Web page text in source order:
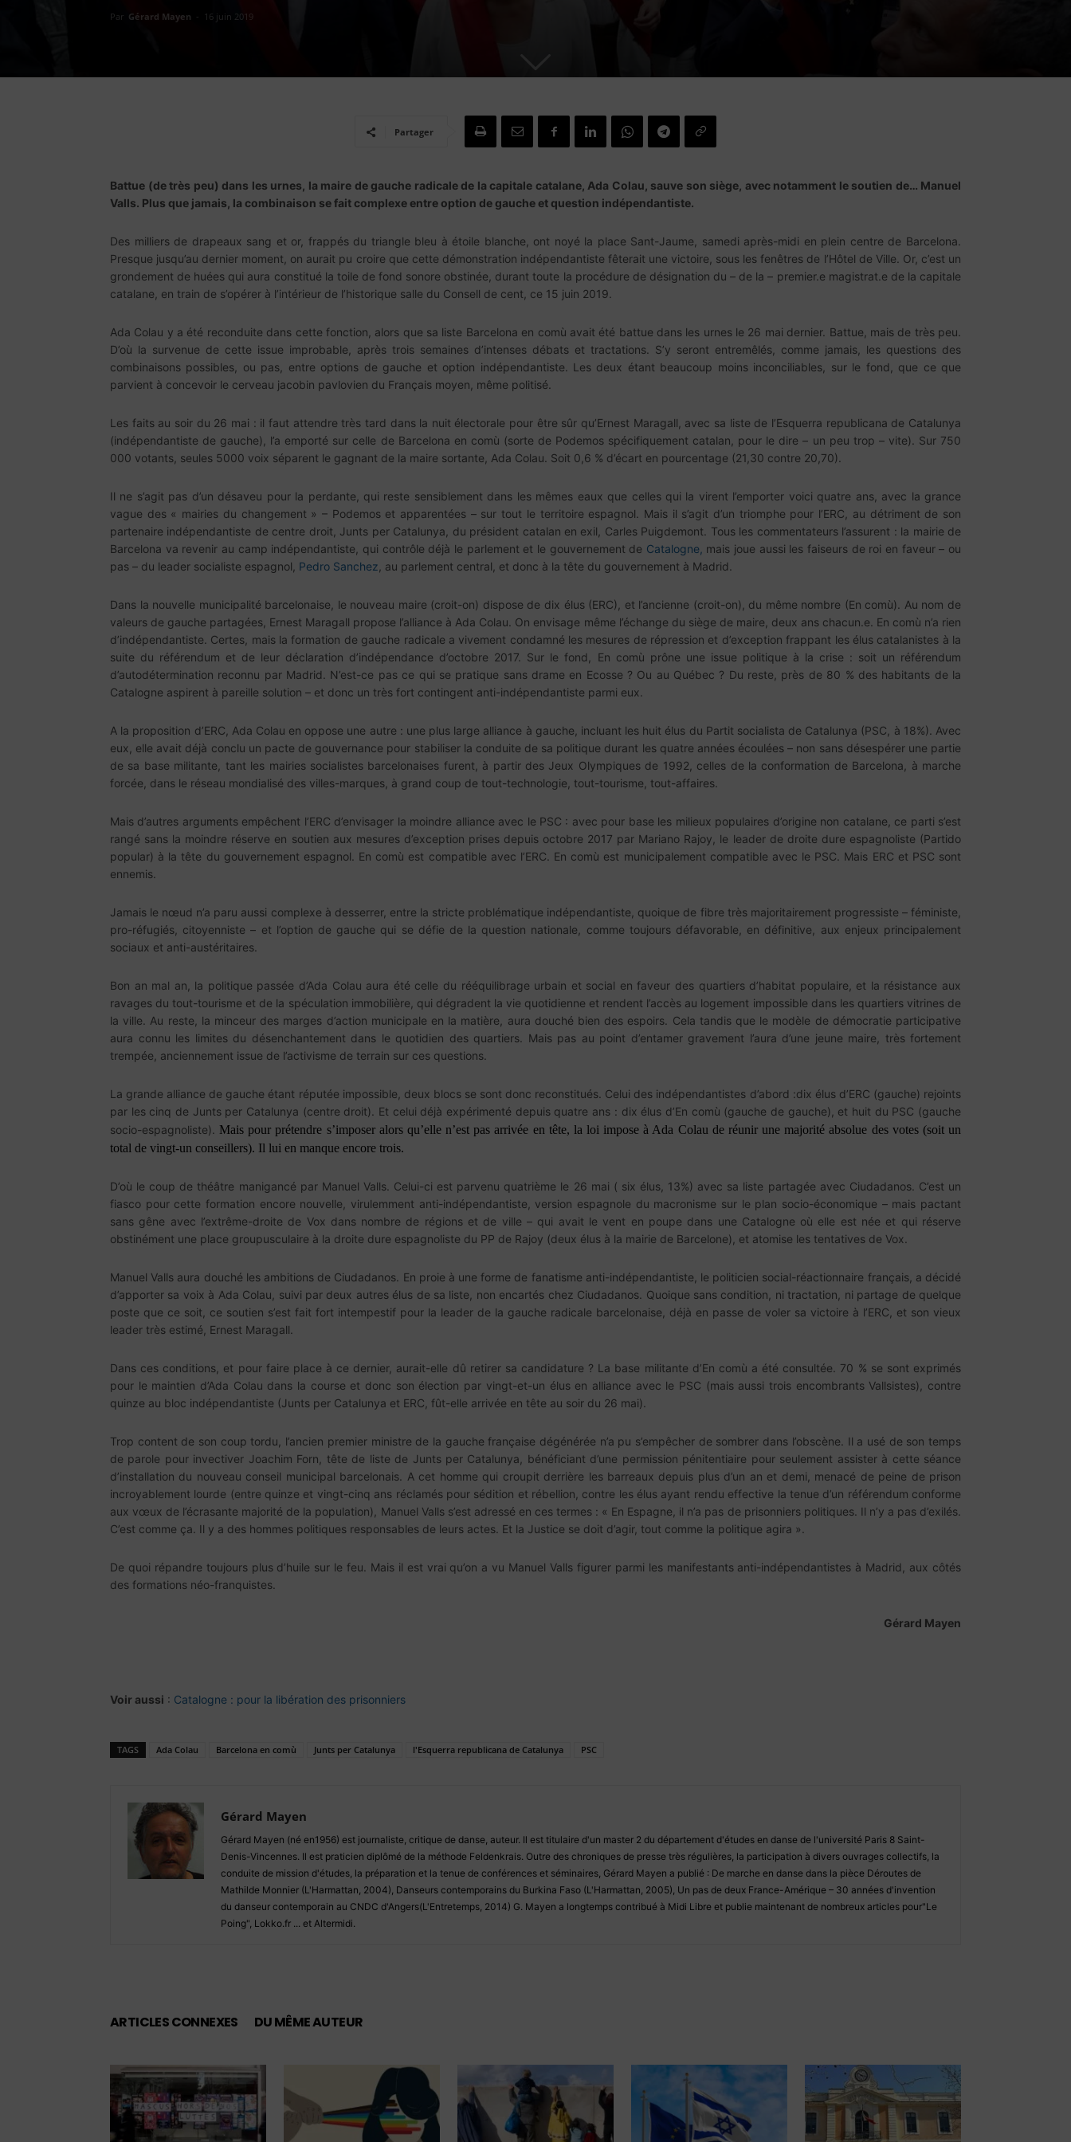
Par Gérard Mayen - 16 juin 2019
Partager
Battue (de très peu) dans les urnes, la maire de gauche radicale de la capitale catalane, Ada Colau, sauve son siège, avec notamment le soutien de… Manuel
Valls. Plus que jamais, la combinaison se fait complexe entre option de gauche et question indépendantiste.
Des milliers de drapeaux sang et or, frappés du triangle bleu à étoile blanche, ont noyé la place Sant-Jaume, samedi après-midi en plein centre de Barcelona.
Presque jusqu’au dernier moment, on aurait pu croire que cette démonstration indépendantiste fêterait une victoire, sous les fenêtres de l’Hôtel de Ville. Or, c’est un
grondement de huées qui aura constitué la toile de fond sonore obstinée, durant toute la procédure de désignation du – de la – premier.e magistrat.e de la capitale
catalane, en train de s’opérer à l’intérieur de l’historique salle du Consell de cent, ce 15 juin 2019.
Ada Colau y a été reconduite dans cette fonction, alors que sa liste Barcelona en comù avait été battue dans les urnes le 26 mai dernier. Battue, mais de très peu.
D’où la survenue de cette issue improbable, après trois semaines d’intenses débats et tractations. S’y seront entremêlés, comme jamais, les questions des
combinaisons possibles, ou pas, entre options de gauche et option indépendantiste. Les deux étant beaucoup moins inconciliables, sur le fond, que ce que
parvient à concevoir le cerveau jacobin pavlovien du Français moyen, même politisé.
Les faits au soir du 26 mai : il faut attendre très tard dans la nuit électorale pour être sûr qu’Ernest Maragall, avec sa liste de l’Esquerra republicana de Catalunya
(indépendantiste de gauche), l’a emporté sur celle de Barcelona en comù (sorte de Podemos spécifiquement catalan, pour le dire – un peu trop – vite). Sur 750
000 votants, seules 5000 voix séparent le gagnant de la maire sortante, Ada Colau. Soit 0,6 % d’écart en pourcentage (21,30 contre 20,70).
Il ne s’agit pas d’un désaveu pour la perdante, qui reste sensiblement dans les mêmes eaux que celles qui la virent l’emporter voici quatre ans, avec la grance
vague des « mairies du changement » – Podemos et apparentées – sur tout le territoire espagnol. Mais il s’agit d’un triomphe pour l’ERC, au détriment de son
partenaire indépendantiste de centre droit, Junts per Catalunya, du président catalan en exil, Carles Puigdemont. Tous les commentateurs l’assurent : la mairie de
Barcelona va revenir au camp indépendantiste, qui contrôle déjà le parlement et le gouvernement de Catalogne, mais joue aussi les faiseurs de roi en faveur – ou
pas – du leader socialiste espagnol, Pedro Sanchez , au parlement central, et donc à la tête du gouvernement à Madrid.
Dans la nouvelle municipalité barcelonaise, le nouveau maire (croit-on) dispose de dix élus (ERC), et l’ancienne (croit-on), du même nombre (En comù). Au nom de
valeurs de gauche partagées, Ernest Maragall propose l’alliance à Ada Colau. On envisage même l’échange du siège de maire, deux ans chacun.e. En comù n’a rien
d’indépendantiste. Certes, mais la formation de gauche radicale a vivement condamné les mesures de répression et d’exception frappant les élus catalanistes à la
suite du référendum et de leur déclaration d’indépendance d’octobre 2017. Sur le fond, En comù prône une issue politique à la crise : soit un référendum
d’autodétermination reconnu par Madrid. N’est-ce pas ce qui se pratique sans drame en Ecosse ? Ou au Québec ? Du reste, près de 80 % des habitants de la
Catalogne aspirent à pareille solution – et donc un très fort contingent anti-indépendantiste parmi eux.
A la proposition d’ERC, Ada Colau en oppose une autre : une plus large alliance à gauche, incluant les huit élus du Partit socialista de Catalunya (PSC, à 18%). Avec
eux, elle avait déjà conclu un pacte de gouvernance pour stabiliser la conduite de sa politique durant les quatre années écoulées – non sans désespérer une partie
de sa base militante, tant les mairies socialistes barcelonaises furent, à partir des Jeux Olympiques de 1992, celles de la conformation de Barcelona, à marche
forcée, dans le réseau mondialisé des villes-marques, à grand coup de tout-technologie, tout-tourisme, tout-affaires.
Mais d’autres arguments empêchent l’ERC d’envisager la moindre alliance avec le PSC : avec pour base les milieux populaires d’origine non catalane, ce parti s’est
rangé sans la moindre réserve en soutien aux mesures d’exception prises depuis octobre 2017 par Mariano Rajoy, le leader de droite dure espagnoliste (Partido
popular) à la tête du gouvernement espagnol. En comù est compatible avec l’ERC. En comù est municipalement compatible avec le PSC. Mais ERC et PSC sont
ennemis.
Jamais le nœud n’a paru aussi complexe à desserrer, entre la stricte problématique indépendantiste, quoique de fibre très majoritairement progressiste – féministe,
pro-réfugiés, citoyenniste – et l’option de gauche qui se défie de la question nationale, comme toujours défavorable, en définitive, aux enjeux principalement
sociaux et anti-austéritaires.
Bon an mal an, la politique passée d’Ada Colau aura été celle du rééquilibrage urbain et social en faveur des quartiers d’habitat populaire, et la résistance aux
ravages du tout-tourisme et de la spéculation immobilière, qui dégradent la vie quotidienne et rendent l’accès au logement impossible dans les quartiers vitrines de
la ville. Au reste, la minceur des marges d’action municipale en la matière, aura douché bien des espoirs. Cela tandis que le modèle de démocratie participative
aura connu les limites du désenchantement dans le quotidien des quartiers. Mais pas au point d’entamer gravement l’aura d’une jeune maire, très fortement
trempée, anciennement issue de l’activisme de terrain sur ces questions.
La grande alliance de gauche étant réputée impossible, deux blocs se sont donc reconstitués. Celui des indépendantistes d’abord :dix élus d’ERC (gauche) rejoints
par les cinq de Junts per Catalunya (centre droit). Et celui déjà expérimenté depuis quatre ans : dix élus d’En comù (gauche de gauche), et huit du PSC (gauche
socio-espagnoliste). Mais pour prétendre s’imposer alors qu’elle n’est pas arrivée en tête, la loi impose à Ada Colau de réunir une majorité absolue des votes (soit un
total de vingt-un conseillers). Il lui en manque encore trois.
D’où le coup de théâtre manigancé par Manuel Valls. Celui-ci est parvenu quatrième le 26 mai ( six élus, 13%) avec sa liste partagée avec Ciudadanos. C’est un
fiasco pour cette formation encore nouvelle, virulemment anti-indépendantiste, version espagnole du macronisme sur le plan socio-économique – mais pactant
sans gêne avec l’extrême-droite de Vox dans nombre de régions et de ville – qui avait le vent en poupe dans une Catalogne où elle est née et qui réserve
obstinément une place groupusculaire à la droite dure espagnoliste du PP de Rajoy (deux élus à la mairie de Barcelone), et atomise les tentatives de Vox.
Manuel Valls aura douché les ambitions de Ciudadanos. En proie à une forme de fanatisme anti-indépendantiste, le politicien social-réactionnaire français, a décidé
d’apporter sa voix à Ada Colau, suivi par deux autres élus de sa liste, non encartés chez Ciudadanos. Quoique sans condition, ni tractation, ni partage de quelque
poste que ce soit, ce soutien s’est fait fort intempestif pour la leader de la gauche radicale barcelonaise, déjà en passe de voler sa victoire à l’ERC, et son vieux
leader très estimé, Ernest Maragall.
Dans ces conditions, et pour faire place à ce dernier, aurait-elle dû retirer sa candidature ? La base militante d’En comù a été consultée. 70 % se sont exprimés
pour le maintien d’Ada Colau dans la course et donc son élection par vingt-et-un élus en alliance avec le PSC (mais aussi trois encombrants Vallsistes), contre
quinze au bloc indépendantiste (Junts per Catalunya et ERC, fût-elle arrivée en tête au soir du 26 mai).
Trop content de son coup tordu, l’ancien premier ministre de la gauche française dégénérée n’a pu s’empêcher de sombrer dans l’obscène. Il a usé de son temps
de parole pour invectiver Joachim Forn, tête de liste de Junts per Catalunya, bénéficiant d’une permission pénitentiaire pour seulement assister à cette séance
d’installation du nouveau conseil municipal barcelonais. A cet homme qui croupit derrière les barreaux depuis plus d’un an et demi, menacé de peine de prison
incroyablement lourde (entre quinze et vingt-cinq ans réclamés pour sédition et rébellion, contre les élus ayant rendu effective la tenue d’un référendum conforme
aux vœux de l’écrasante majorité de la population), Manuel Valls s’est adressé en ces termes : « En Espagne, il n’a pas de prisonniers politiques. Il n’y a pas d’exilés.
C’est comme ça. Il y a des hommes politiques responsables de leurs actes. Et la Justice se doit d’agir, tout comme la politique agira ».
De quoi répandre toujours plus d’huile sur le feu. Mais il est vrai qu’on a vu Manuel Valls figurer parmi les manifestants anti-indépendantistes à Madrid, aux côtés
des formations néo-franquistes.
Gérard Mayen
Voir aussi : Catalogne : pour la libération des prisonniers
TAGS Ada Colau Barcelona en comù Junts per Catalunya l'Esquerra republicana de Catalunya PSC
Gérard Mayen
Gérard Mayen (né en1956) est journaliste, critique de danse, auteur. Il est titulaire d'un master 2 du département d'études en danse de l'université Paris 8 Saint-
Denis-Vincennes. Il est praticien diplômé de la méthode Feldenkrais. Outre des chroniques de presse très régulières, la participation à divers ouvrages collectifs, la
conduite de mission d'études, la préparation et la tenue de conférences et séminaires, Gérard Mayen a publié : De marche en danse dans la pièce Déroutes de
Mathilde Monnier (L'Harmattan, 2004), Danseurs contemporains du Burkina Faso (L'Harmattan, 2005), Un pas de deux France-Amérique – 30 années d'invention
du danseur contemporain au CNDC d'Angers(L'Entretemps, 2014) G. Mayen a longtemps contribué à Midi Libre et publie maintenant de nombreux articles pour"Le
Poing", Lokko.fr ... et Altermidi.
ARTICLES CONNEXES DU MÊME AUTEUR